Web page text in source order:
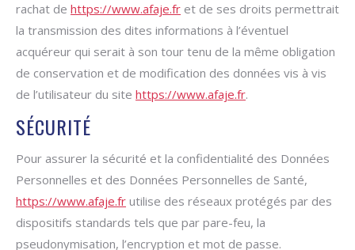
rachat de https://www.afaje.fr et de ses droits permettrait
la transmission des dites informations à l’éventuel
acquéreur qui serait à son tour tenu de la même obligation
de conservation et de modification des données vis à vis
de l’utilisateur du site https://www.afaje.fr.
SÉCURITÉ
Pour assurer la sécurité et la confidentialité des Données
Personnelles et des Données Personnelles de Santé,
https://www.afaje.fr utilise des réseaux protégés par des
dispositifs standards tels que par pare-feu, la
pseudonymisation, l’encryption et mot de passe.